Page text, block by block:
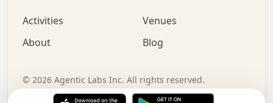
+   .   o   .   .   .   .   o   .   .   .   .
.   +   .   .   .   .   .   .   .   .   :   .   x
.   .   .   .   .   .   .   .   .   .   .   .   .   .
Activities
Venues
About
Blog
© 2026 Agentic Labs Inc. All rights reserved.